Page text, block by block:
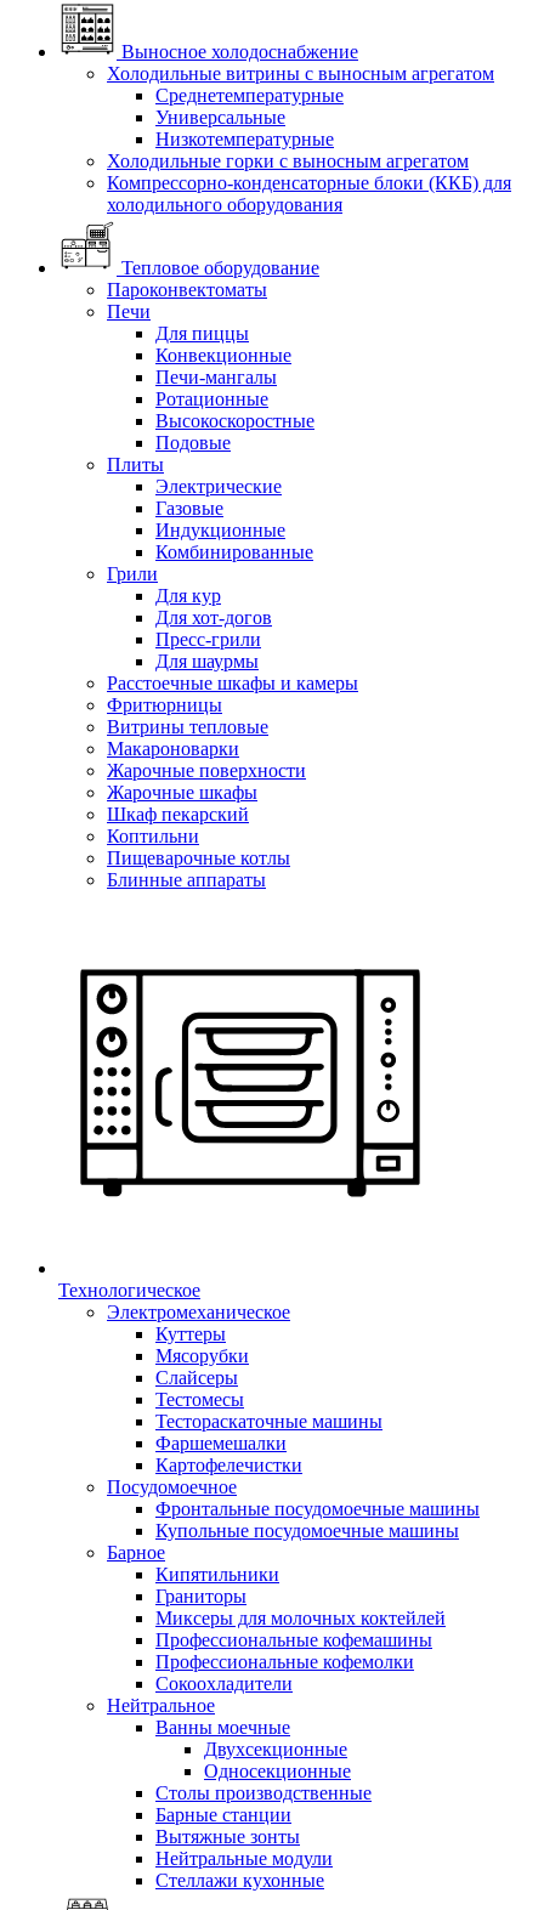
Выносное холодоснабжение
Холодильные витрины с выносным агрегатом
Среднетемпературные
Универсальные
Низкотемпературные
Холодильные горки с выносным агрегатом
Компрессорно-конденсаторные блоки (ККБ) для
холодильного оборудования
Тепловое оборудование
Пароконвектоматы
Печи
Для пиццы
Конвекционные
Печи-мангалы
Ротационные
Высокоскоростные
Подовые
Плиты
Электрические
Газовые
Индукционные
Комбинированные
Грили
Для кур
Для хот-догов
Пресс-грили
Для шаурмы
Расстоечные шкафы и камеры
Фритюрницы
Витрины тепловые
Макароноварки
Жарочные поверхности
Жарочные шкафы
Шкаф пекарский
Коптильни
Пищеварочные котлы
Блинные аппараты
Технологическое
Электромеханическое
Куттеры
Мясорубки
Слайсеры
Тестомесы
Тестораскаточные машины
Фаршемешалки
Картофелечистки
Посудомоечное
Фронтальные посудомоечные машины
Купольные посудомоечные машины
Барное
Кипятильники
Граниторы
Миксеры для молочных коктейлей
Профессиональные кофемашины
Профессиональные кофемолки
Сокоохладители
Нейтральное
Ванны моечные
Двухсекционные
Односекционные
Столы производственные
Барные станции
Вытяжные зонты
Нейтральные модули
Стеллажи кухонные